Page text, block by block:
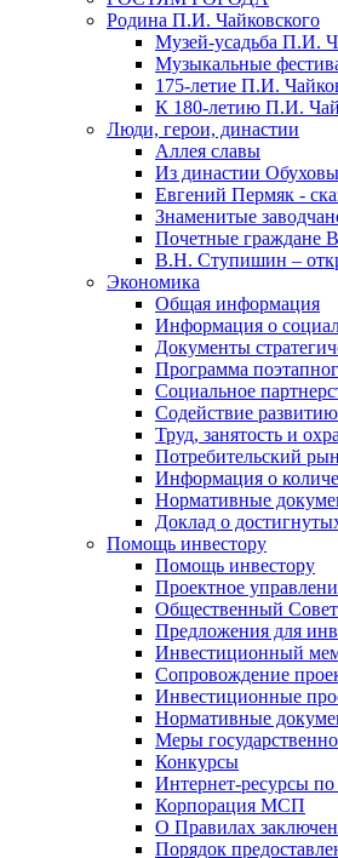
Родина П.И. Чайковского
Музей-усадьба П.И.
Музыкальные
175-летие П.И.
К 180-летию П.И.
Люди, герои, династии
Аллея славы
Из династии
Евгений Пермяк -
Знаменитые
Почетные граждане
В.Н. Ступишин –
Экономика
Общая информация
Информация о
Документы
Программа
Социальное
Содействие
Труд, занятость и
Потребительский
Информация о
Нормативные
Доклад о
Помощь инвестору
Помощь инвестору
Проектное
Общественный
Предложения для
Инвестиционный
Сопровождение
Инвестиционные
Нормативные
Меры
Конкурсы
Интернет-ресурсы
Корпорация МСП
О Правилах
Порядок